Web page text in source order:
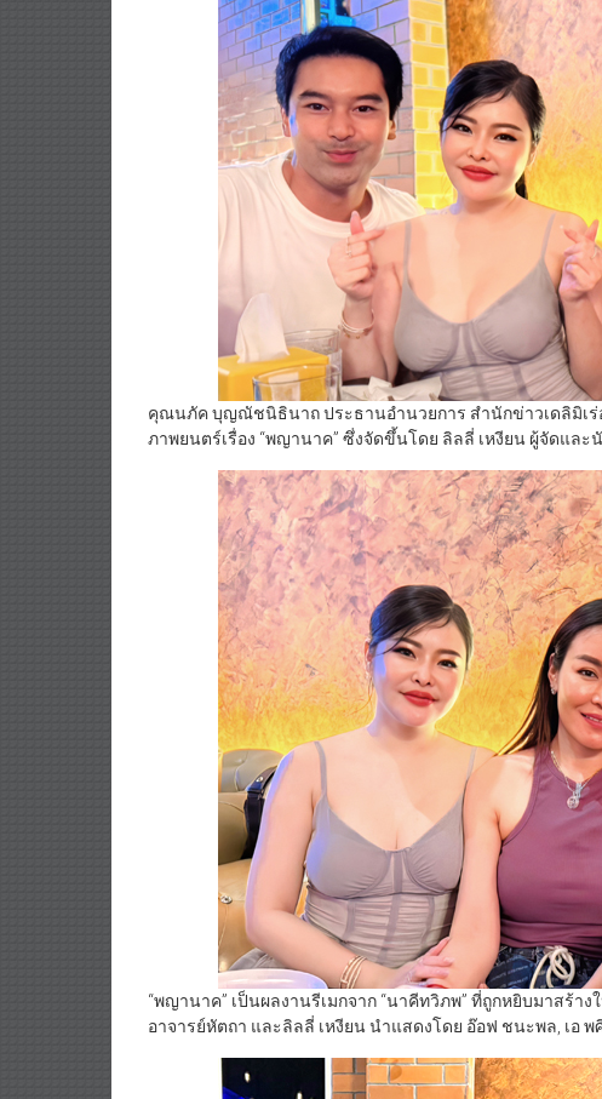
คุณนภัค บุญณัชนิธินาถ ประธานอำนวยการ สำนักข่าวเดลิมิเร่
ภาพยนตร์เรื่อง “พญานาค” ซึ่งจัดขึ้นโดย ลิลลี่ เหงียน ผู้จัดแล
“พญานาค” เป็นผลงานรีเมกจาก “นาคีทวิภพ” ที่ถูกหยิบมาสร้
อาจารย์หัตถา และลิลลี่ เหงียน นำแสดงโดย อ๊อฟ ชนะพล, เอ